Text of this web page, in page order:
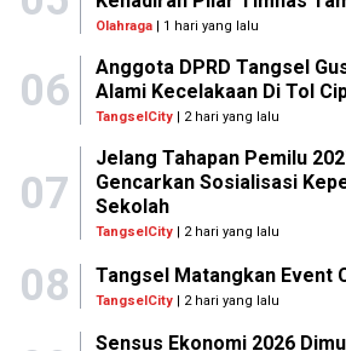
Olahraga| 1 hari yang lalu
06
Anggota DPRD Tangsel
Alami Kecelakaan Di Tol
TangselCity| 2 hari yang lalu
07
Jelang Tahapan Pemilu
Gencarkan Sosialisasi
Sekolah
TangselCity| 2 hari yang lalu
08 Tangsel Matangkan Event
TangselCity | 2 hari yang lalu
Sensus Ekonomi 2026